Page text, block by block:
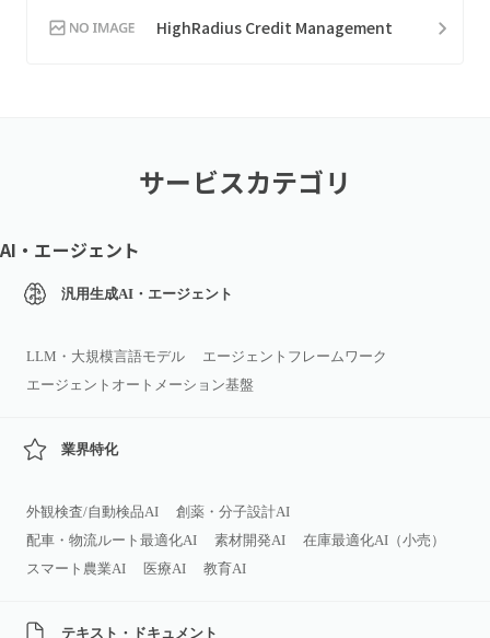
HighRadius Credit Management
サービスカテゴリ
AI・エージェント
汎用生成AI・エージェント
LLM・大規模言語モデル
エージェントフレームワーク
エージェントオートメーション基盤
業界特化
外観検査/自動検品AI
創薬・分子設計AI
配車・物流ルート最適化AI
素材開発AI
在庫最適化AI（小売）
スマート農業AI
医療AI 教育AI
テキスト・ドキュメント